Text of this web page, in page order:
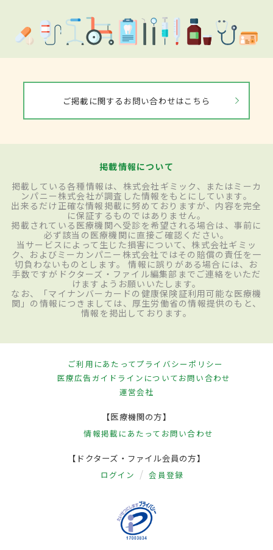
ご掲載に関するお問い合わせはこちら
掲載情報について
掲載している各種情報は、株式会社ギミック、またはミーカ
ンパニー株式会社が調査した情報をもとにしています。
出来るだけ正確な情報掲載に努めておりますが、内容を完全
に保証するものではありません。
掲載されている医療機関へ受診を希望される場合は、事前に
必ず該当の医療機関に直接ご確認ください。
当サービスによって生じた損害について、株式会社ギミッ
ク、およびミーカンパニー株式会社ではその賠償の責任を一
切負わないものとします。 情報に誤りがある場合には、お
手数ですがドクターズ・ファイル編集部までご連絡をいただ
けますようお願いいたします。
なお、「マイナンバーカードの健康保険証利用可能な医療機
関」の情報につきましては、厚生労働省の情報提供のもと、
情報を掲出しております。
ご利用にあたってプライバシーポリシー
医療広告ガイドラインについてお問い合わせ
運営会社
【医療機関の方】
情報掲載にあたって お問い合わせ
【ドクターズ・ファイル会員の方】
ログイン 会員登録